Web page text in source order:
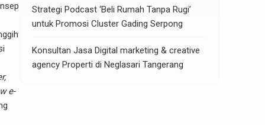
e-
Strategi Podcast ‘Beli Rumah Tanpa Rugi’
untuk Promosi Cluster Gading Serpong
Konsultan Jasa Digital marketing & creative
agency Properti di Neglasari Tangerang